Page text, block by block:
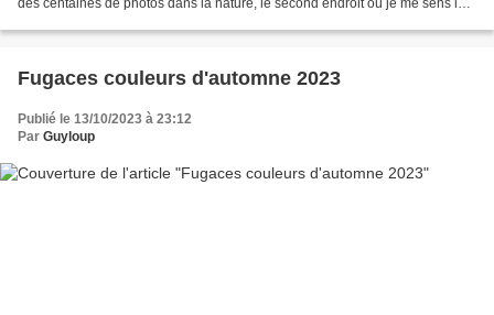
Fugaces couleurs d'automne 2023
Publié le 13/10/2023 à 23:12
Par Guyloup